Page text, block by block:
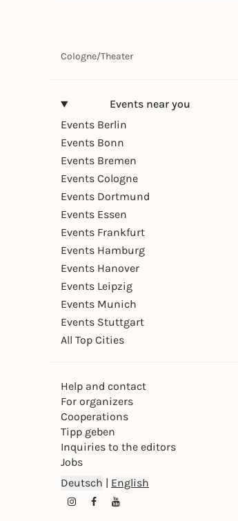
Cologne/Theater
Events near you
Events Berlin
Events Bonn
Events Bremen
Events Cologne
Events Dortmund
Events Essen
Events Frankfurt
Events Hamburg
Events Hanover
Events Leipzig
Events Munich
Events Stuttgart
All Top Cities
Help and contact
For organizers
Cooperations
Tipp geben
Inquiries to the editors
Jobs
Deutsch English